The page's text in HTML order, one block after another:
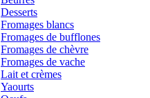
Desserts
Fromages blancs
Fromages de bufflones
Fromages de chèvre
Fromages de vache
Lait et crèmes
Yaourts